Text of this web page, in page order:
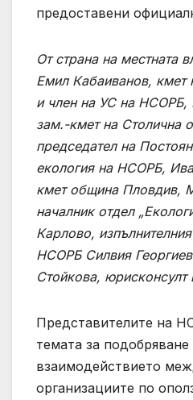
предоставени
От страна на местната
Емил Кабаиванов,
и член на УС на НСОРБ,
зам.-кмет на Столична
председател на
екология на НСОРБ,
кмет община Пловдив,
началник отдел
Карлово,
НСОРБ Силвия
Стойкова,
Представителите на
темата за подобряване
взаимодействието
организациите по